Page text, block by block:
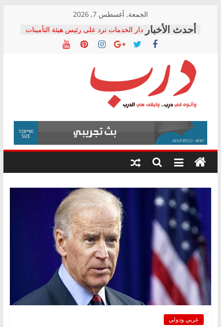
content
الجمعة, أغسطس 7, 2026
دار الخدمات ترد على رئيس هيئة التأمينات
بعد مؤتمره الصحفي: إنكار الأزمة لا ينهي
معاناة أصحاب المعاشات.. ونطالب بكشف
فرحات سليمان يكتب: القطاع الصحي إلى
أين؟
حزب التحالف الشعبي يطلق لجنة “الحق
في الصحة” بالإسكندرية لرصد الانتهاكات
ودعم المرضى
الوزاري لمدينة الصحفيين.. وانتهاء أعمال
إنشاء المبنى الإداري
المجلس القومي لحقوق الإنسان يعلن
متابعة قضية الدكتور محمد زهران.. ويؤكد:
قرينة البراءة وضمانات المحاكمة العادلة
درب
وأتوه
درب..
وتبقى
هي
عربي ودولي